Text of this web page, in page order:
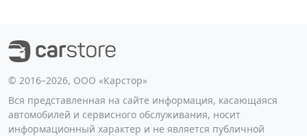
©️ 2016–2026, ООО «Карстор»
Вся представленная на сайте информация, касающаяся
автомобилей и сервисного обслуживания, носит
информационный характер и не является публичной